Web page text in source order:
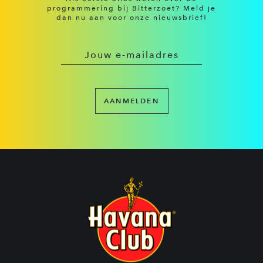
programmering bij Bitterzoet? Meld je
dan nu aan voor onze nieuwsbrief!
AANMELDEN